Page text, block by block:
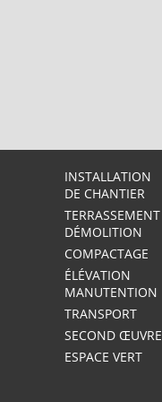
INSTALLATION
DE CHANTIER
TERRASSEMENT
DÉMOLITION
COMPACTAGE
ÉLÉVATION
MANUTENTION
TRANSPORT
SECOND ŒUVRE
ESPACE VERT